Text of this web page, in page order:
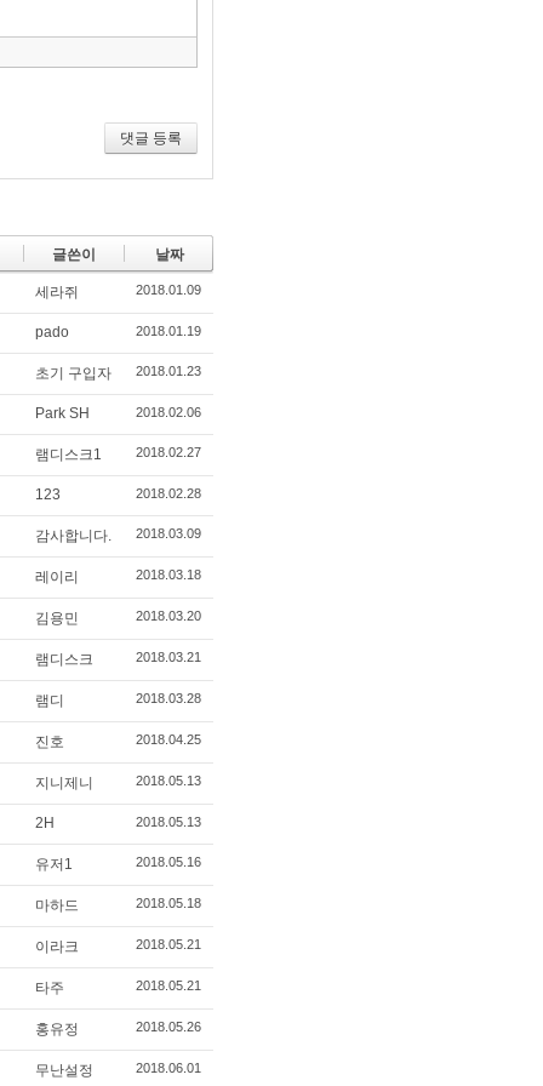
뛰
댓글 등록
글쓴이 날짜
세라쥐 2018.01.09
pado 2018.01.19
초기 구입자 2018.01.23
Park SH 2018.02.06
램디스크1 2018.02.27
123 2018.02.28
감사합니다. 2018.03.09
레이리 2018.03.18
김용민 2018.03.20
램디스크 2018.03.21
램디 2018.03.28
진호 2018.04.25
지니제니 2018.05.13
2H 2018.05.13
유저1 2018.05.16
마하드 2018.05.18
이라크 2018.05.21
타주 2018.05.21
홍유정 2018.05.26
무난설정 2018.06.01